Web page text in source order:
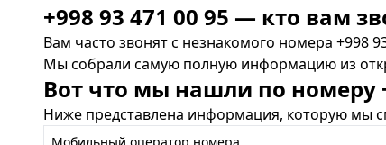
+998 93 471 00 95 — кто вам
Вам часто звонят с незнакомого номера +998
Мы собрали самую полную информацию из
Вот что мы нашли по номеру
Ниже представлена информация, которую мы